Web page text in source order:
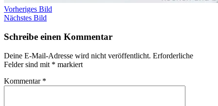
Vorheriges Bild
Nächstes Bild
Schreibe einen Kommentar
Deine E-Mail-Adresse wird nicht veröffentlicht. Erforderliche
Felder sind mit * markiert
Kommentar *